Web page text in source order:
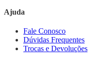
Ajuda
Fale Conosco
Dúvidas Frequentes
Trocas e Devoluções